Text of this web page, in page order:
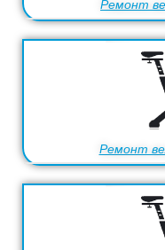
Ремонт
Ремонт